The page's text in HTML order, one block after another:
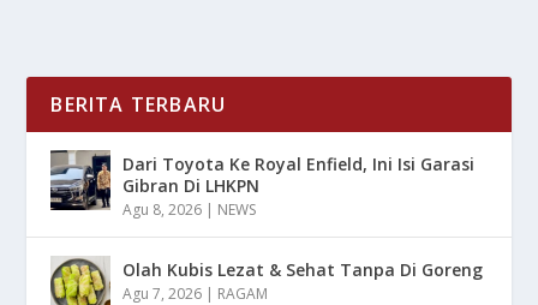
BERITA TERBARU
Dari Toyota Ke Royal Enfield, Ini Isi Garasi
Gibran Di LHKPN
Agu 8, 2026 | NEWS
Olah Kubis Lezat & Sehat Tanpa Di Goreng
Agu 7, 2026 | RAGAM